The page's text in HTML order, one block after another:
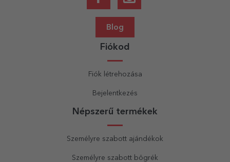
Blog
Fiókod
Fiók létrehozása
Bejelentkezés
Népszerű termékek
Személyre szabott ajándékok
Személyre szabott bögrék